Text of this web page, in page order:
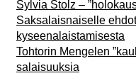
Sylvia Stolz –
Saksalaisnaiselle
kyseenalaistamisesta
Tohtorin Mengelen
salaisuuksia